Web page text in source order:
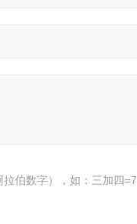
伯数字），如：三加四=7